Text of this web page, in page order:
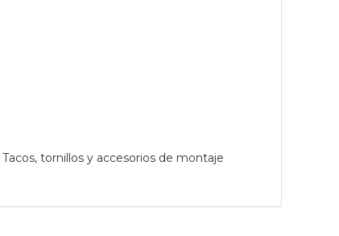
Tacos, tornillos y accesorios de montaje